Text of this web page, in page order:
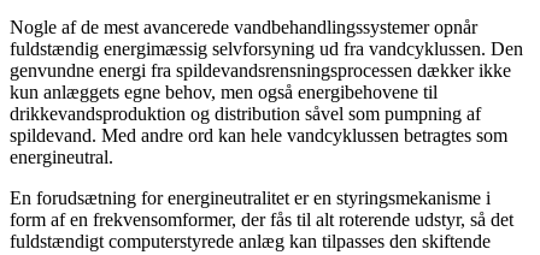
Nogle af de mest avancerede vandbehandlingssystemer opnår
fuldstændig energimæssig selvforsyning ud fra vandcyklussen. Den
genvundne energi fra spildevandsrensningsprocessen dækker ikke
kun anlæggets egne behov, men også energibehovene til
drikkevandsproduktion og distribution såvel som pumpning af
spildevand. Med andre ord kan hele vandcyklussen betragtes som
energineutral.
En forudsætning for energineutralitet er en styringsmekanisme i
form af en frekvensomformer, der fås til alt roterende udstyr, så det
fuldstændigt computerstyrede anlæg kan tilpasses den skiftende